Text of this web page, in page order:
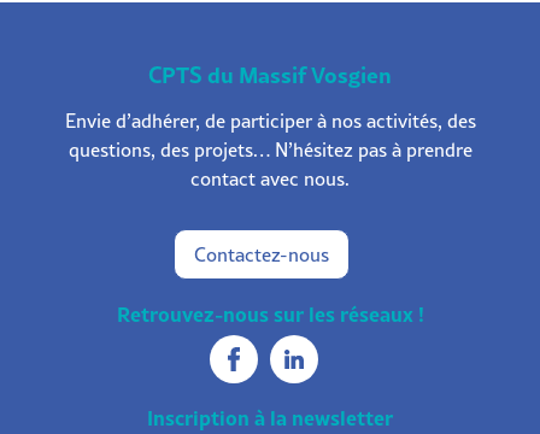
CPTS du Massif Vosgien
Envie d’adhérer, de participer à nos activités, des
questions, des projets… N’hésitez pas à prendre
contact avec nous.
Contactez-nous
Retrouvez-nous sur les réseaux !
Inscription à la newsletter